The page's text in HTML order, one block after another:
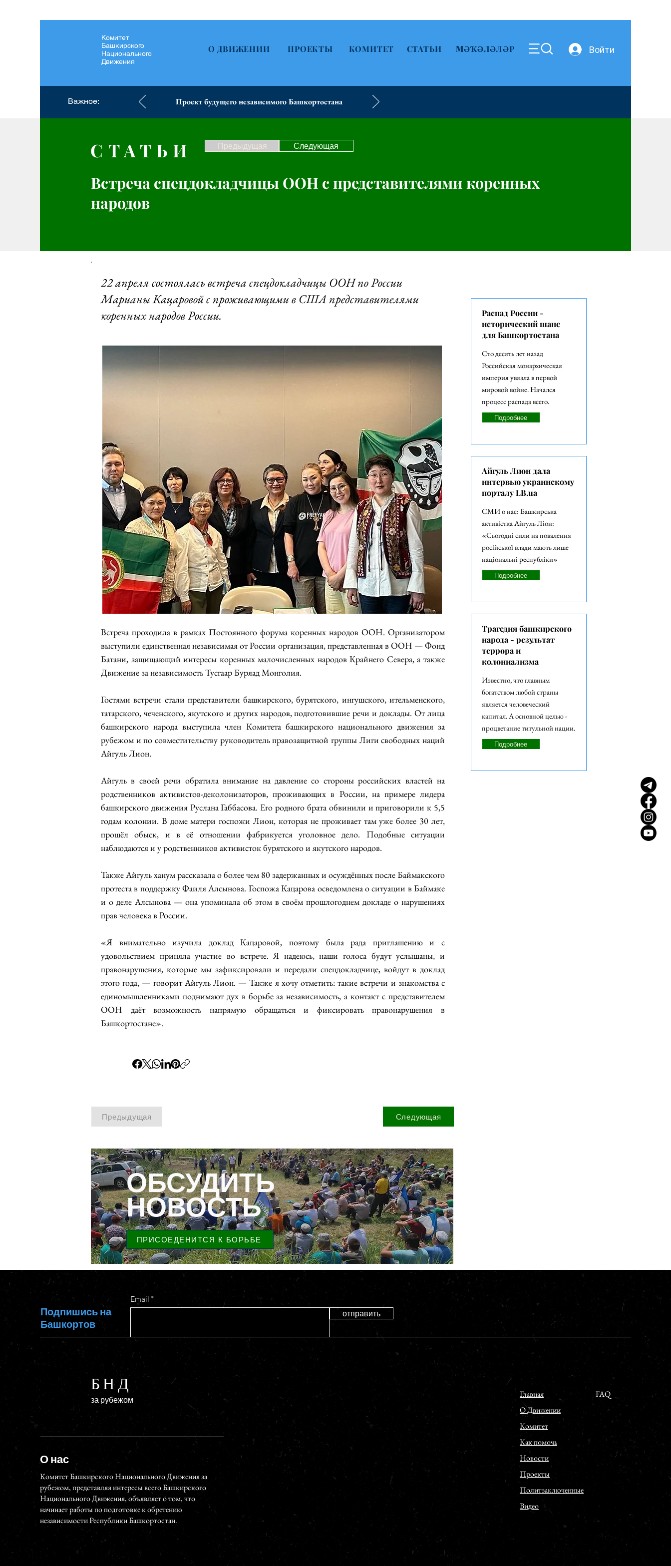
Комитет
Башкирского
Национального
Движения
О ДВИЖЕНИИ ПРОЕКТЫ КОМИТЕТ СТАТЬИ MӘҠӘЛӘЛӘР Войти
Важное: Проект будущего независимого Башкортостана
СТАТЬИ Предыдущая Следующая
Встреча спецдокладчицы ООН с представителями коренных
народов
22 апреля состоялась встреча спецдокладчицы ООН по России
Марианы Кацаровой с проживающими в США представителями
коренных народов России.
Встреча проходила в рамках Постоянного форума коренных народов ООН. Организатором
выступили единственная независимая от России организация, представленная в ООН — Фонд
Батани, защищающий интересы коренных малочисленных народов Крайнего Севера, а также
Движение за независимость Тусгаар Буряад Монголия.
Гостями встречи стали представители башкирского, бурятского, ингушского, ительменского,
татарского, чеченского, якутского и других народов, подготовившие речи и доклады. От лица
башкирского народа выступила член Комитета башкирского национального движения за
рубежом и по совместительству руководитель правозащитной группы Лиги свободных наций
Айгуль Лион.
Айгуль в своей речи обратила внимание на давление со стороны российских властей на
родственников активистов-деколонизаторов, проживающих в России, на примере лидера
башкирского движения Руслана Габбасова. Его родного брата обвинили и приговорили к 5,5
годам колонии. В доме матери госпожи Лион, которая не проживает там уже более 30 лет,
прошёл обыск, и в её отношении фабрикуется уголовное дело. Подобные ситуации
наблюдаются и у родственников активисток бурятского и якутского народов.
Также Айгуль ханум рассказала о более чем 80 задержанных и осуждённых после Баймакского
протеста в поддержку Фаиля Алсынова. Госпожа Кацарова осведомлена о ситуации в Баймаке
и о деле Алсынова — она упоминала об этом в своём прошлогоднем докладе о нарушениях
прав человека в России.
«Я внимательно изучила доклад Кацаровой, поэтому была рада приглашению и с
удовольствием приняла участие во встрече. Я надеюсь, наши голоса будут услышаны, и
правонарушения, которые мы зафиксировали и передали спецдокладчице, войдут в доклад
этого года, — говорит Айгуль Лион. — Также я хочу отметить: такие встречи и знакомства с
единомышленниками поднимают дух в борьбе за независимость, а контакт с представителем
ООН даёт возможность напрямую обращаться и фиксировать правонарушения в
Башкортостане».
Распад России -
исторический шанс
для Башкортостана
Сто десять лет назад
Российская монархическая
империя увязла в первой
мировой войне. Начался
процесс распада всего.
Подробнее
Айгуль Лион дала
интервью украинскому
порталу LB.ua
СМИ о нас: Башкирська
активістка Айгуль Ліон:
«Сьогодні сили на повалення
російської влади мають лише
національні республіки»
Подробнее
Трагедия башкирского
народа - результат
террора и
колониализма
Известно, что главным
богатством любой страны
является человеческий
капитал. А основной целью -
процветание титульной нации.
Подробнее
Предыдущая Следующая
ПРИСОЕДЕНИТСЯ К БОРЬБЕ
ОБСУДИТЬ
НОВОСТЬ
Подпишись на
Башкортов
Email
отправить
БНД
за рубежом
О нас
Комитет Башкирского Национального Движения за
рубежом, представляя интересы всего Башкирского
Национального Движения, объявляет о том, что
начинает работы по подготовке к обретению
независимости Республики Башкортостан.
Главная
О Движении
Комитет
Как помочь
Новости
Проекты
Политзаключенные
Видео
FAQ